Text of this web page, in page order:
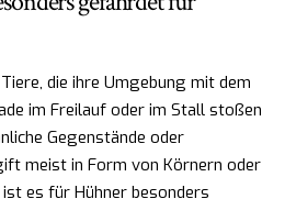
die ihre Umgebung mit dem
im Freilauf oder im Stall stoßen
Gegenstände oder
meist in Form von Körnern oder
es für Hühner besonders